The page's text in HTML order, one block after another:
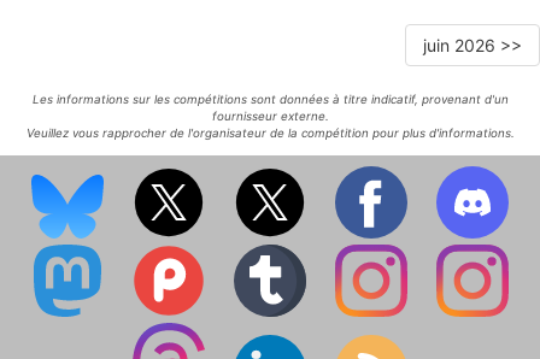
juin 2026 >>
Les informations sur les compétitions sont données à titre indicatif, provenant d'un
fournisseur externe.
Veuillez vous rapprocher de l'organisateur de la compétition pour plus d'informations.